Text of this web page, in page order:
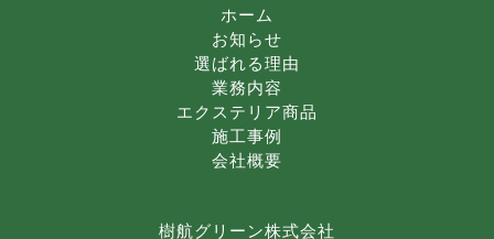
ホーム
お知らせ
選ばれる理由
業務内容
エクステリア商品
施工事例
会社概要
樹航グリーン株式会社